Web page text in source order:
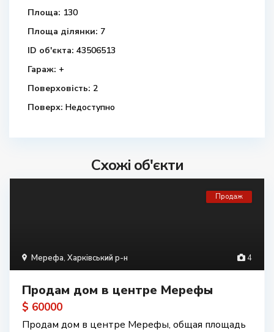
Площа: 130
Площа ділянки: 7
ID об'єкта: 43506513
Гараж: +
Поверховість: 2
Поверх: Недоступно
Схожі об'єкти
4
Мерефа, Харківський р-н
Продаж
Продам дом в центре Мерефы
$ 60000
Продам дом в центре Мерефы, общая площадь